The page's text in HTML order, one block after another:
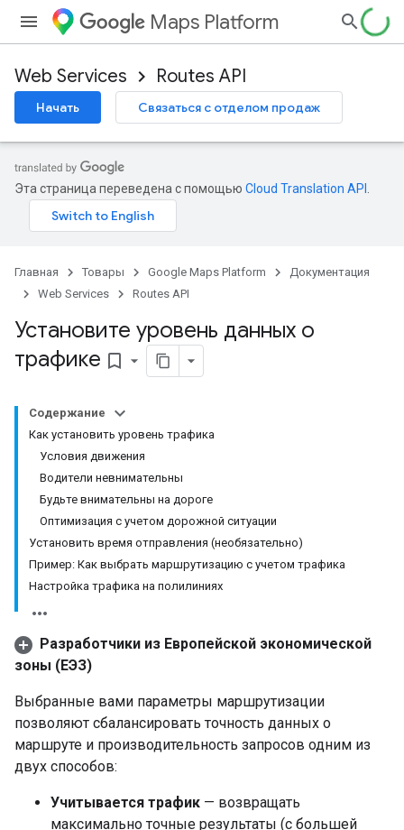
Maps Platform
Web Services Routes API
Начать Связаться с отделом продаж
Эта страница переведена с помощью Cloud Translation API
Главная Товары Google Maps Platform
Документация
Web Services
Routes API
Установите уровень данных о
трафике bookmark_border
Содержание
Как установить уровень трафика
Условия движения
Водители невнимательны
Будьте внимательны на дороге
Оптимизация с учетом дорожной ситуации
Установить время отправления (необязательно)
Пример: Как выбрать маршрутизацию с учетом трафика
Настройка трафика на полилиниях
Разработчики из Европейской экономической
зоны (ЕЭЗ)
Выбранные вами параметры маршрутизации
позволяют сбалансировать точность данных о
маршруте и производительность запросов одним из
двух способов:
Учитывается трафик — возвращать
максимально точные результаты (с большей